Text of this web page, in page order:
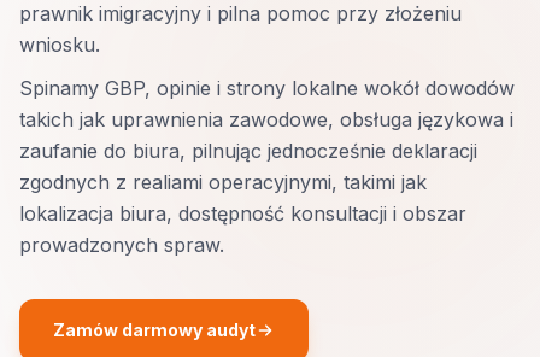
prawnik imigracyjny i pilna pomoc przy złożeniu
wniosku.
Spinamy GBP, opinie i strony lokalne wokół dowodów
takich jak uprawnienia zawodowe, obsługa językowa i
zaufanie do biura, pilnując jednocześnie deklaracji
zgodnych z realiami operacyjnymi, takimi jak
lokalizacja biura, dostępność konsultacji i obszar
prowadzonych spraw.
Zamów darmowy audyt